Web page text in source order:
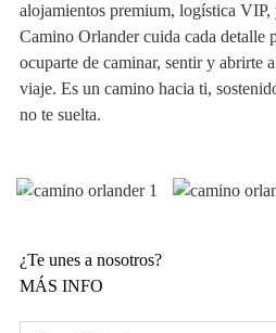
alojamientos premium, logística
Camino Orlander cuida cada detalle
ocuparte de caminar, sentir y abrirte
viaje. Es un camino hacia ti,
no te suelta.
¿Te unes a nosotros?
MÁS INFO